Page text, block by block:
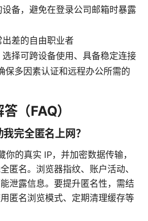
设备，避免在登录公司邮箱时暴露
差的自由职业者
择可跨设备使用、具备稳定连接
保多因素认证和远程办公所需的
（FAQ）
完全匿名上网？
你的真实 IP，并加密数据传输，
匿名。浏览器指纹、账户活动、
泄露信息。要提升匿名性，需结
匿名浏览模式、定期清理缓存等